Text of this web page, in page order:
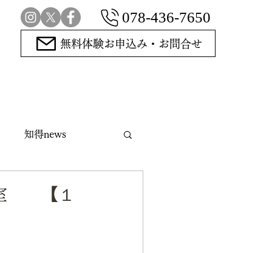
078-436-7650
無料体験お申込み・お問合せ
知得news
室 【１